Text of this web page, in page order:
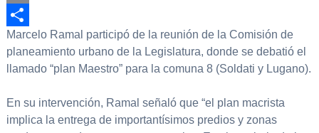
Email
Compartir
Marcelo Ramal participó de la reunión de la Comisión de
planeamiento urbano de la Legislatura, donde se debatió el
llamado “plan Maestro” para la comuna 8 (Soldati y Lugano).
En su intervención, Ramal señaló que “el plan macrista
implica la entrega de importantísimos predios y zonas